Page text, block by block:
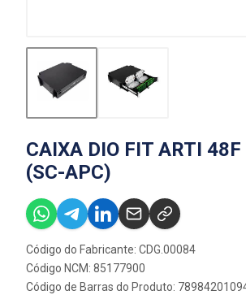
CAIXA DIO FIT ARTI 48F
(SC-APC)
Código do Fabricante: CDG.00084
Código NCM: 85177900
Código de Barras do Produto: